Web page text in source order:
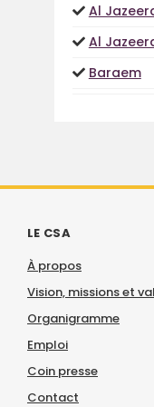
Al
Al
Baraem
LE CSA
À propos
Vision, missions et
Organigramme
Emploi
Coin presse
Contact